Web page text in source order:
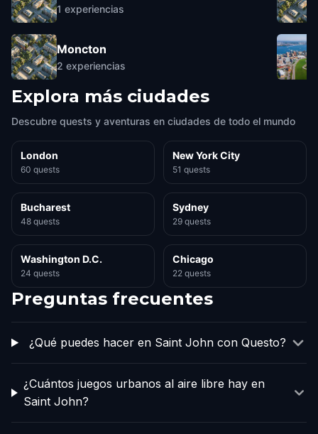
1 experiencias
Moncton
2 experiencias
Explora más ciudades
Descubre quests y aventuras en ciudades de todo el mundo
London
60 quests
New York City
51 quests
Bucharest
48 quests
Sydney
29 quests
Washington D.C.
24 quests
Chicago
22 quests
Preguntas frecuentes
¿Qué puedes hacer en Saint John con Questo?
¿Cuántos juegos urbanos al aire libre hay en
Saint John?